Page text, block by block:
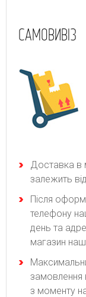
САМОВИВІЗ
Доставка в
залежить
Після
телефону
день та
магазин
замовлення
з моменту